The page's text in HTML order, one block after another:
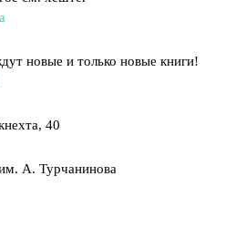
новые и только новые книги!
40
А. Турчанинова